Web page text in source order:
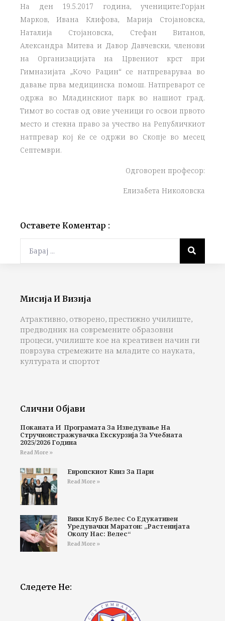
На ден 19.5.2017 година, учениците:Горјан
Марков, Ивана Клифова, Марија Стојановска,
Наталија Стојановска, Стефан Витанов,
Александра Митева и Давор Давчевски, членови
на Организацијата на Црвениот крст при
Гимназијата „Кочо Рацин“ се натпреваруваа во
давање прва медицинска помош. Натпреварот се
одржа во Младинскиот парк во нашиот град.
Тимот во состав од овие ученици го освои првото
место и стекна право за учество на Републичкиот
натпревар кој ќе се одржи во Скопје во месец
Септември.
Одговорeн професор:
Елизабета Николовска
Оставете Коментар :
Мисија И Визија
Атрактивно, отворено, престижно училиште,
предводник на современите образовни
процеси, училиште кое на креативен начин ги
поврзува стремежите на младите со науката,
културата и спортот
Слични Објави
Поканата И Програмата За Изведување На
Стручноистражувачка Екскурзија За Учебната
2025/2026 Година
Read More »
Европскиот Квиз За Пари
Read More »
Вики Клуб Велес Со Едукативен
Уредувачки Маратон: „Растенијата
Околу Нас: Велес“
Read More »
Следете Не: